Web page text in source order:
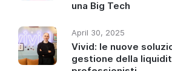
una Big Tech
April 30, 2025
Vivid: le nuove
gestione della